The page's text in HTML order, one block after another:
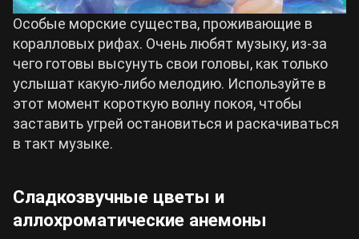
Особые морские существа, проживающие в
коралловых рифах. Очень любят музыку, из-за
чего готовы высунуть свои головы, как только
услышат какую-либо мелодию. Используйте в
этот момент короткую волну покоя, чтобы
заставить угрей остановиться и раскачиваться
в такт музыке.
Сладкозвучные цветы и
аллохроматические анемоны